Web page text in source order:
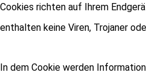
Cookies richten auf Ihrem
enthalten keine Viren, Trojaner
In dem Cookie werden